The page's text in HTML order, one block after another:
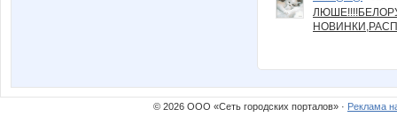
© 2026 ООО «Сеть городских порталов» · Реклама